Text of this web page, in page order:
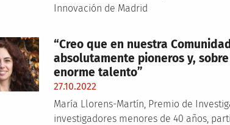
Innovación de Madrid
“Creo que en nuestra
absolutamente pioneros y,
enorme talento”
27.10.2022
María Llorens-Martín, Premio de
investigadores menores de 40 años,